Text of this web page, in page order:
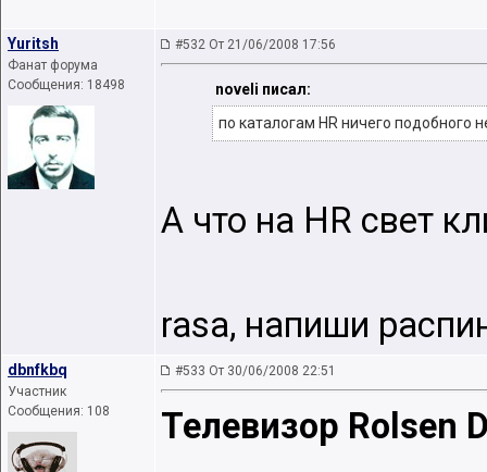
Yuritsh
Фанат форума
Сообщения: 18498
#532 От 21/06/2008 17:56
noveli писал:
по каталогам HR ничего подобного
А что на HR свет
rasa, напиши
dbnfkbq
Участник
Сообщения: 108
#533 От 30/06/2008 22:51
Телевизор Rolsen